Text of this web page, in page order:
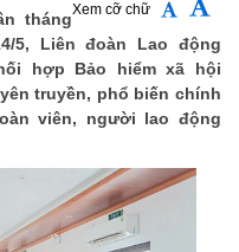
Xem cỡ chữ
tháng
5, Liên đoàn Lao động
hợp Bảo hiểm xã hội
truyền, phổ biến chính
viên, người lao động